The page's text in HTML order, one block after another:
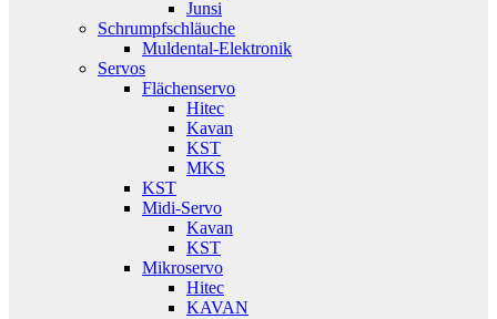
Junsi
Schrumpfschläuche
Muldental-Elektronik
Servos
Flächenservo
Hitec
Kavan
KST
MKS
KST
Midi-Servo
Kavan
KST
Mikroservo
Hitec
KAVAN